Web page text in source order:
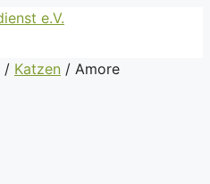
/ Katzen / Amore